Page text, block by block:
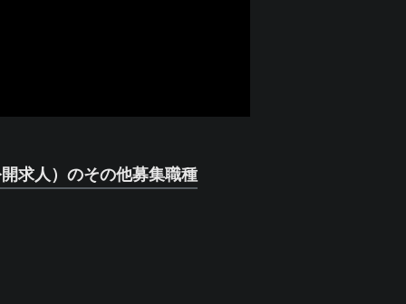
求人）のその他募集職種